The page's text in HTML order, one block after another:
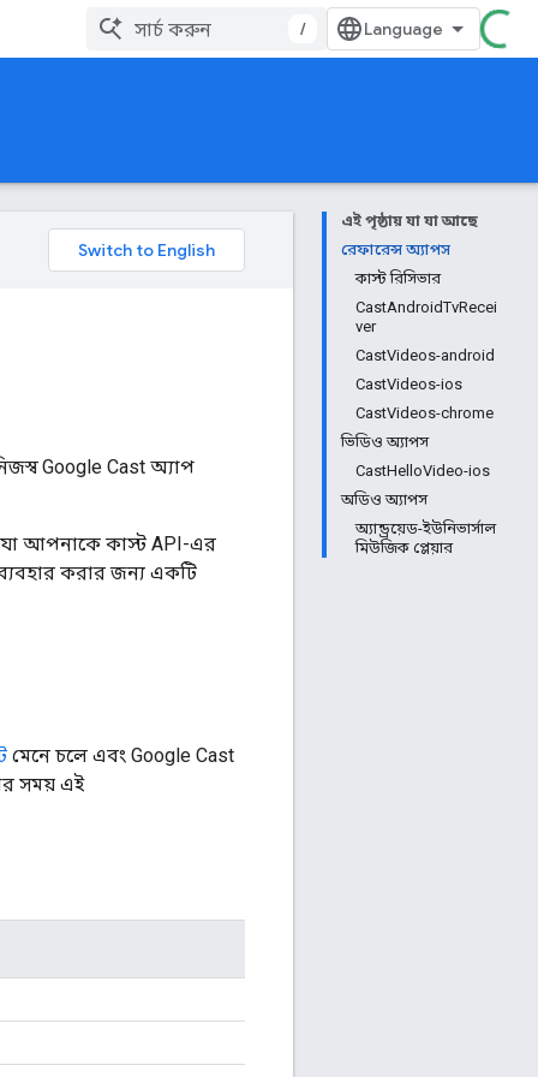
/
এই পৃষ্ঠায় যা যা আছে
রেফারেন্স অ্যাপস
কাস্ট রিসিভার
CastAndroidTvRecei
ver
CastVideos-android
CastVideos-ios
CastVideos-chrome
ভিডিও অ্যাপস
CastHelloVideo-ios
অডিও অ্যাপস
অ্যান্ড্রয়েড-ইউনিভার্সাল
মিউজিক প্লেয়ার
Google Cast অ্যাপ
যা আপনাকে কাস্ট API-এর
ব্যবহার করার জন্য একটি
মেনে চলে এবং Google Cast
সময় এই